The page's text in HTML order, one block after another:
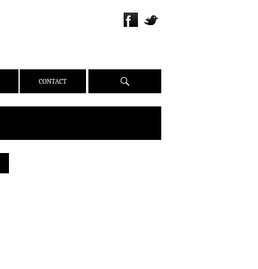
CONTACT Recherche